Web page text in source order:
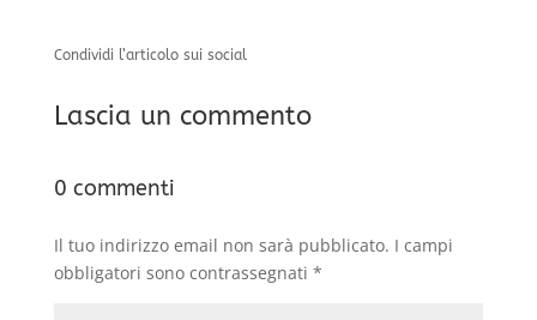
Condividi l’articolo sui social
Lascia un commento
0 commenti
Il tuo indirizzo email non sarà pubblicato. I campi
obbligatori sono contrassegnati *